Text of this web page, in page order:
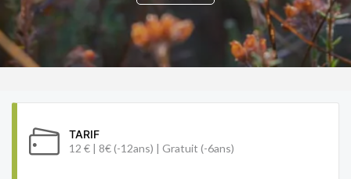
TARIF
12 € | 8€ (-12ans) | Gratuit (-6ans)